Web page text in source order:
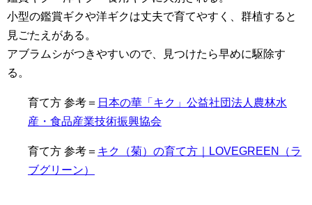
小型の鑑賞ギクや洋ギクは丈夫で育てやすく、群植すると
見ごたえがある。
アブラムシがつきやすいので、見つけたら早めに駆除す
る。
育て方 参考＝ 日本の華「キク」公益社団法人農林水
産・食品産業技術振興協会
育て方 参考＝ キク（菊）の育て方｜LOVEGREEN（ラ
ブグリーン）